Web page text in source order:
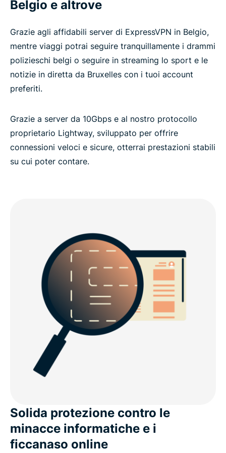
Belgio
ExpressVPN per tutti i Paesi
Utilizza la migliore VPN per il Belgio
Belgio e altrove
Grazie agli affidabili server di ExpressVPN in Belgio,
mentre viaggi potrai seguire tranquillamente i drammi
polizieschi belgi o seguire in streaming lo sport e le
notizie in diretta da Bruxelles con i tuoi account
preferiti.
Grazie a server da 10Gbps e al nostro protocollo
proprietario Lightway, sviluppato per offrire
connessioni veloci e sicure, otterrai prestazioni stabili
su cui poter contare.
Solida protezione contro le
minacce informatiche e i
ficcanaso online